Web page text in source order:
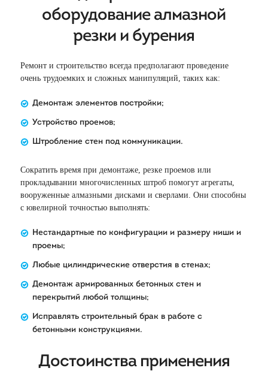
оборудование алмазной
резки и бурения
Ремонт и строительство всегда предполагают проведение
очень трудоемких и сложных манипуляций, таких как:
Демонтаж элементов постройки;
Устройство проемов;
Штробление стен под коммуникации.
Сократить время при демонтаже, резке проемов или
прокладывании многочисленных штроб помогут агрегаты,
вооруженные алмазными дисками и сверлами. Они способны
с ювелирной точностью выполнять:
Нестандартные по конфигурации и размеру ниши и
проемы;
Любые цилиндрические отверстия в стенах;
Демонтаж армированных бетонных стен и
перекрытий любой толщины;
Исправлять строительный брак в работе с
бетонными конструкциями.
Достоинства применения